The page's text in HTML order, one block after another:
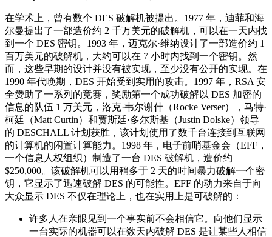
在学术上，曾有数个 DES 破解机被提出。1977 年，迪菲和海
尔曼提出了一部造价约 2 千万美元的破解机，可以在一天内找
到一个 DES 密钥。1993 年，迈克尔·维纳设计了一部造价约 1
百万美元的破解机，大约可以在 7 小时内找到一个密钥。然
而，这些早期的设计并没有被实现，至少没有公开的实现。在
1990 年代晚期，DES 开始受到实用的攻击。1997 年，RSA 安
全赞助了一系列的竞赛，奖励第一个成功破解以 DES 加密的
信息的队伍 1 万美元，洛克·韦尔谢什（Rocke Verser），马特·
柯廷（Matt Curtin）和贾斯廷·多尔斯基（Justin Dolske）领导
的 DESCHALL 计划获胜，该计划使用了数千台连接到互联网
的计算机的闲置计算能力。1998 年，电子前哨基金会（EFF，
一个信息人权组织）制造了一台 DES 破解机，造价约
$250,000。该破解机可以用稍多于 2 天的时间暴力破解一个密
钥，它显示了迅速破解 DES 的可能性。EFF 的动力来自于向
大众显示 DES 不仅在理论上，也在实用上是可破解的：
许多人在亲眼见到一个事实前不会相信它。向他们显示
一台实际的机器可以在数天内破解 DES 是让某些人相信